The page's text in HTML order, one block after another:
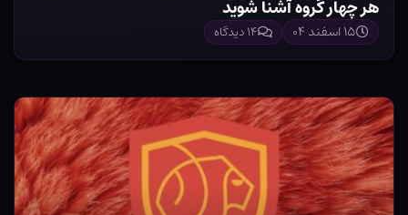
هر چهار گروه آشنا شوید
۱۵ اسفند ۰۴ ۱۴ دیدگاه